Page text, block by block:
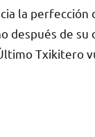
la perfección
después de su
Txikitero